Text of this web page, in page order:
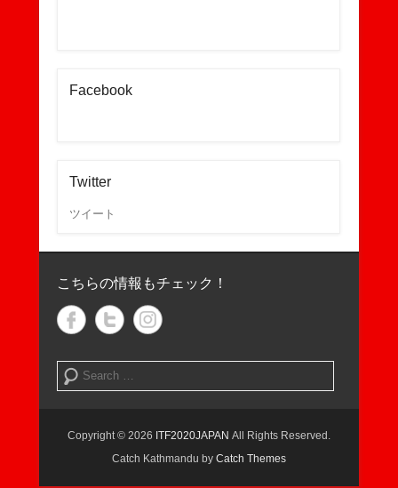
Facebook
Twitter
ツイート
こちらの情報もチェック！
検索開始
Copyright © 2026 ITF2020JAPAN All Rights Reserved.
Catch Kathmandu by Catch Themes